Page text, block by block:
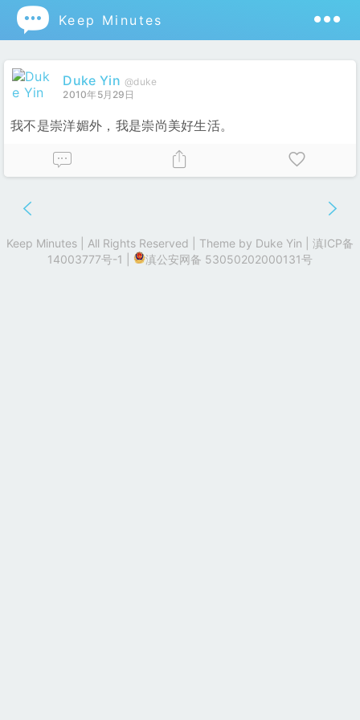
 Keep Minutes
Duke Yin @duke
2010年5月29日
我不是崇洋媚外，我是崇尚美好生活。
Keep Minutes | All Rights Reserved | Theme by Duke Yin
滇ICP备
14003777号-1
滇公安网备 53050202000131号